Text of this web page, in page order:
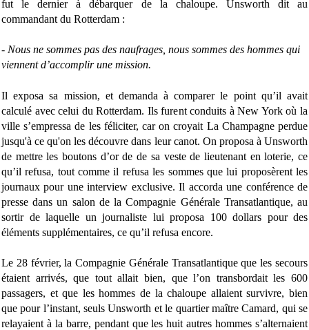
fut le dernier à débarquer de la chaloupe. Unsworth dit au
commandant du Rotterdam :
- Nous ne sommes pas des naufrages, nous sommes des hommes qui
viennent d’accomplir une mission.
Il exposa sa mission, et demanda à comparer le point qu’il avait
calculé avec celui du Rotterdam. Ils furent conduits à New York où la
ville s’empressa de les féliciter, car on croyait La Champagne perdue
jusqu'à ce qu'on les découvre dans leur canot. On proposa à Unsworth
de mettre les boutons d’or de de sa veste de lieutenant en loterie, ce
qu’il refusa, tout comme il refusa les sommes que lui proposèrent les
journaux pour une interview exclusive. Il accorda une conférence de
presse dans un salon de la Compagnie Générale Transatlantique, au
sortir de laquelle un journaliste lui proposa 100 dollars pour des
éléments supplémentaires, ce qu’il refusa encore.
Le 28 février, la Compagnie Générale Transatlantique que les secours
étaient arrivés, que tout allait bien, que l’on transbordait les 600
passagers, et que les hommes de la chaloupe allaient survivre, bien
que pour l’instant, seuls Unsworth et le quartier maître Camard, qui se
relayaient à la barre, pendant que les huit autres hommes s’alternaient